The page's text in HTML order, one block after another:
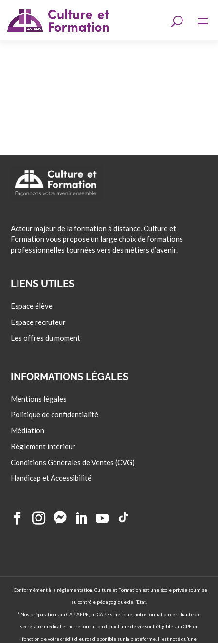
Acteur majeur de la formation à distance, Culture et
Formation vous propose un large choix de formations
professionnelles tournées vers des métiers d’avenir.
LIENS UTILES
Espace élève
Espace recruteur
Les offres du moment
INFORMATIONS LÉGALES
Mentions légales
Politique de confidentialité
Médiation
Règlement intérieur
Conditions Générales de Ventes (CVG)
Handicap et Accessibilité
¹ Conformément à la réglementation, Culture et Formation est une école privée soumise
au contrôle pédagogique de l’État.
² Nos préparations au CAP AEPE, au CAP Esthétique, notre formation certifiante de
secrétaire médical et notre formation d'auxiliaire de vie sont éligibles au CPF en
fonction de votre crédit d'euros disponible sur la plateforme. Il est noté qu’une